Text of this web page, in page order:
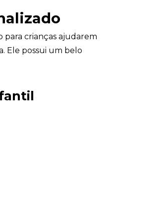
para crianças ajudarem
Ele possui um belo